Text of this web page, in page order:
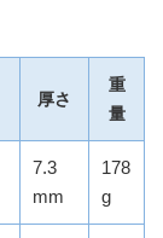
厚さ
重
量
7.3
mm
178
g